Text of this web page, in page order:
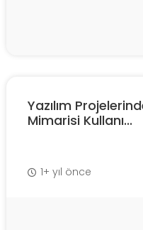
Yazılım
Mimarisi Kullanı...
1+ yıl önce